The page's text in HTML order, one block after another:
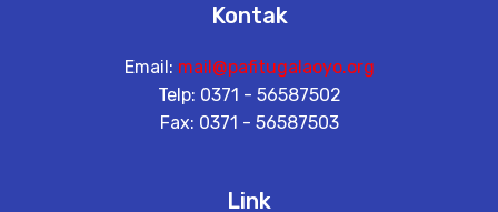
Kontak
Email: mail@pafitugalaoyo.org
Telp: 0371 - 56587502
Fax: 0371 - 56587503
Link